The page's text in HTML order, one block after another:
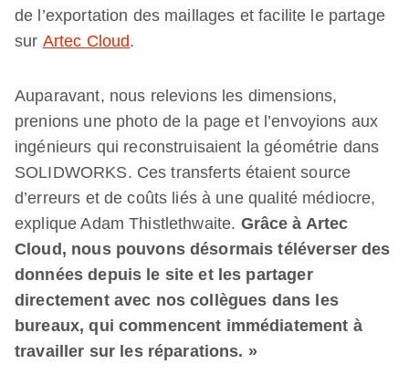
de l’exportation des maillages et facilite le partage
sur Artec Cloud.
Auparavant, nous relevions les dimensions,
prenions une photo de la page et l’envoyions aux
ingénieurs qui reconstruisaient la géométrie dans
SOLIDWORKS. Ces transferts étaient source
d’erreurs et de coûts liés à une qualité médiocre,
explique Adam Thistlethwaite. Grâce à Artec
Cloud, nous pouvons désormais téléverser des
données depuis le site et les partager
directement avec nos collègues dans les
bureaux, qui commencent immédiatement à
travailler sur les réparations. »